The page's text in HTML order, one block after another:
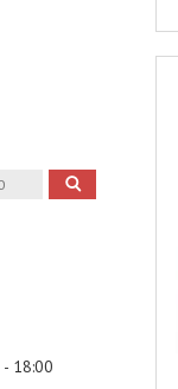
18:00